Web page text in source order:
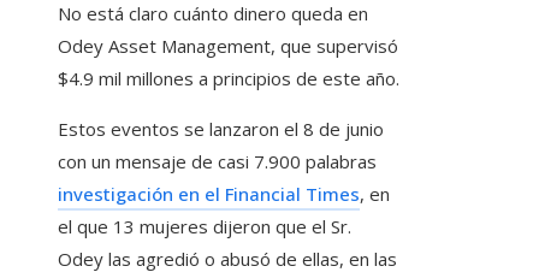
No está claro cuánto dinero queda en
Odey Asset Management, que supervisó
$4.9 mil millones a principios de este año.
Estos eventos se lanzaron el 8 de junio
con un mensaje de casi 7.900 palabras
investigación en el Financial Times, en
el que 13 mujeres dijeron que el Sr.
Odey las agredió o abusó de ellas, en las